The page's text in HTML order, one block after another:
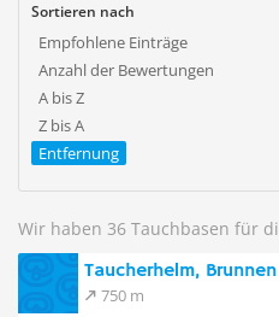
Sortieren nach
Empfohlene Einträge
Anzahl der Bewertungen
A bis Z
Z bis A
Entfernung
Wir haben 36 Tauchbasen für
Taucherhelm, Brunnen
750 m